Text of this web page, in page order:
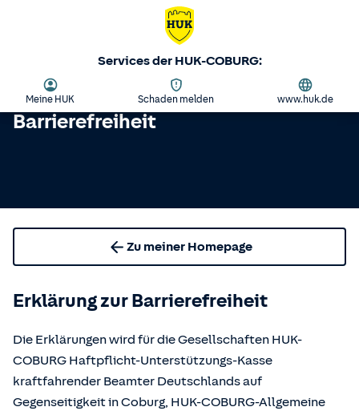
Services der HUK-COBURG:
Meine HUK Schaden melden www.huk.de
Barrierefreiheit
Zu meiner Homepage
Erklärung zur Barrierefreiheit
Die Erklärungen wird für die Gesellschaften HUK-
COBURG Haftpflicht-Unterstützungs-Kasse
kraftfahrender Beamter Deutschlands auf
Gegenseitigkeit in Coburg, HUK-COBURG-Allgemeine